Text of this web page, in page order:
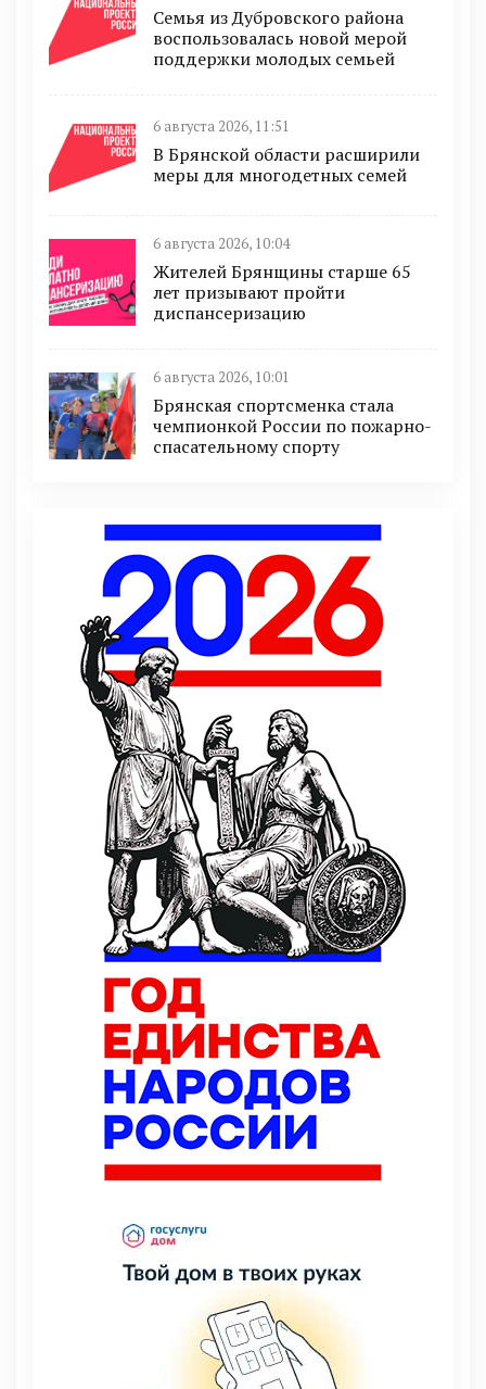
Семья из Дубровского района
воспользовалась новой мерой
поддержки молодых семьей
6 августа 2026, 11:51
В Брянской области расширили
меры для многодетных семей
6 августа 2026, 10:04
Жителей Брянщины старше 65
лет призывают пройти
диспансеризацию
6 августа 2026, 10:01
Брянская спортсменка стала
чемпионкой России по пожарно-
спасательному спорту